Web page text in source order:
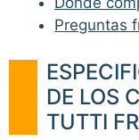
Preguntas
DE LOS
TUTTI